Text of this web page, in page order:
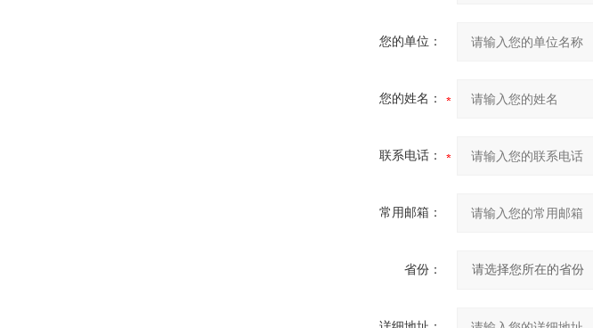
您的单位：
您的姓名：
联系电话：
常用邮箱：
省份：